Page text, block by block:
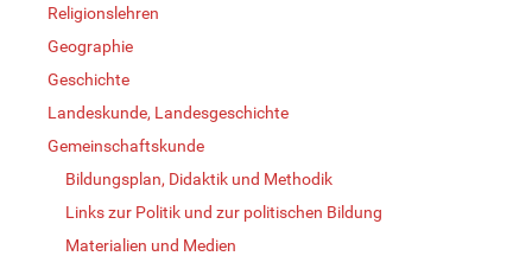
Religionslehren
Geographie
Geschichte
Landeskunde, Landesgeschichte
Gemeinschaftskunde
Bildungsplan, Didaktik und Methodik
Links zur Politik und zur politischen Bildung
Materialien und Medien